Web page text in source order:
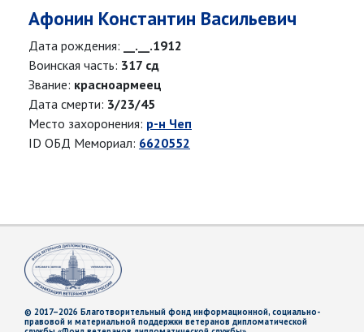
Афонин Константин Васильевич
Дата рождения:
__.__.1912
Воинская часть: 317 сд
Звание: красноармеец
Дата смерти: 3/23/45
Место захоронения: р-н Чеп
ID ОБД Мемориал: 6620552
© 2017–2026 Благотворительный фонд информационной, социально-
правовой и материальной поддержки ветеранов дипломатической